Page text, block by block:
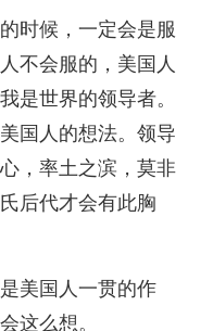
时候，一定会是服
不会服的，美国人
是世界的领导者。
国人的想法。领导
，率土之滨，莫非
后代才会有此胸
美国人一贯的作
这么想。